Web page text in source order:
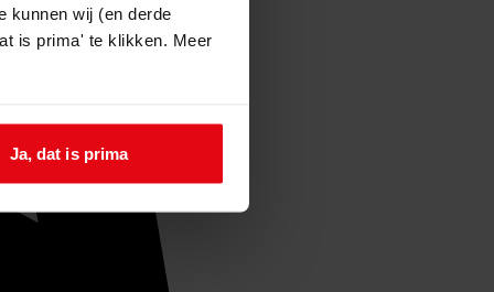
kunnen wij (en derde
is prima' te klikken. Meer
Ja, dat is prima